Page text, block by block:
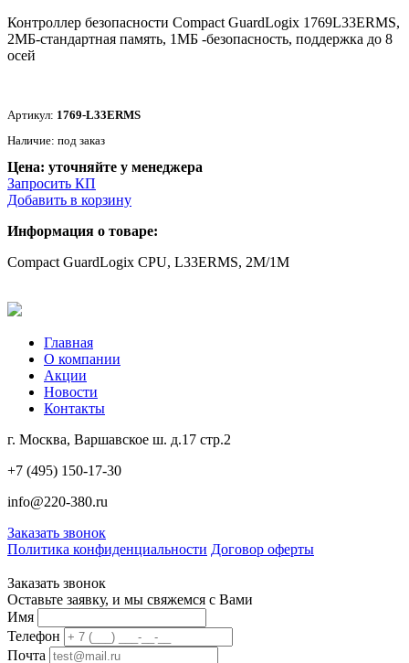
Контроллер безопасности Compact GuardLogix 1769L33ERMS,
2MБ-стандартная память, 1MБ -безопасность, поддержка до 8
осей
Артикул: 1769-L33ERMS
Наличие: под заказ
Цена: уточняйте у менеджера
Запросить КП
Добавить в корзину
Информация о товаре:
Compact GuardLogix CPU, L33ERMS, 2M/1M
Главная
О компании
Акции
Новости
Контакты
г. Москва, Варшавское ш. д.17 стр.2
+7 (495) 150-17-30
info@220-380.ru
Заказать звонок
Политика конфиденциальности Договор оферты
Заказать звонок
Оставьте заявку, и мы свяжемся с Вами
Имя
Телефон
Почта